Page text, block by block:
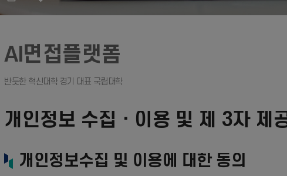
AI면접플랫폼
개인정보 수집ㆍ이용 및 제 3자 제
개인정보수집 및 이용에 대한 동의